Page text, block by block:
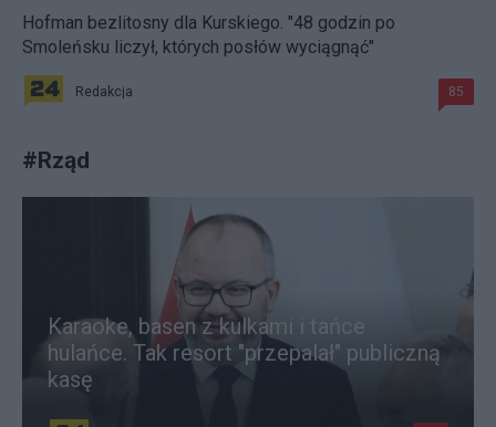
Hofman bezlitosny dla Kurskiego. "48 godzin po
Smoleńsku liczył, których posłów wyciągnąć"
Redakcja 85
#Rząd
Karaoke, basen z kulkami i tańce
hulańce. Tak resort "przepalał" publiczną
kasę